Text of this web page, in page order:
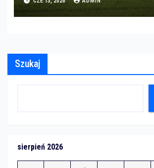
Szukaj
sierpień 2026